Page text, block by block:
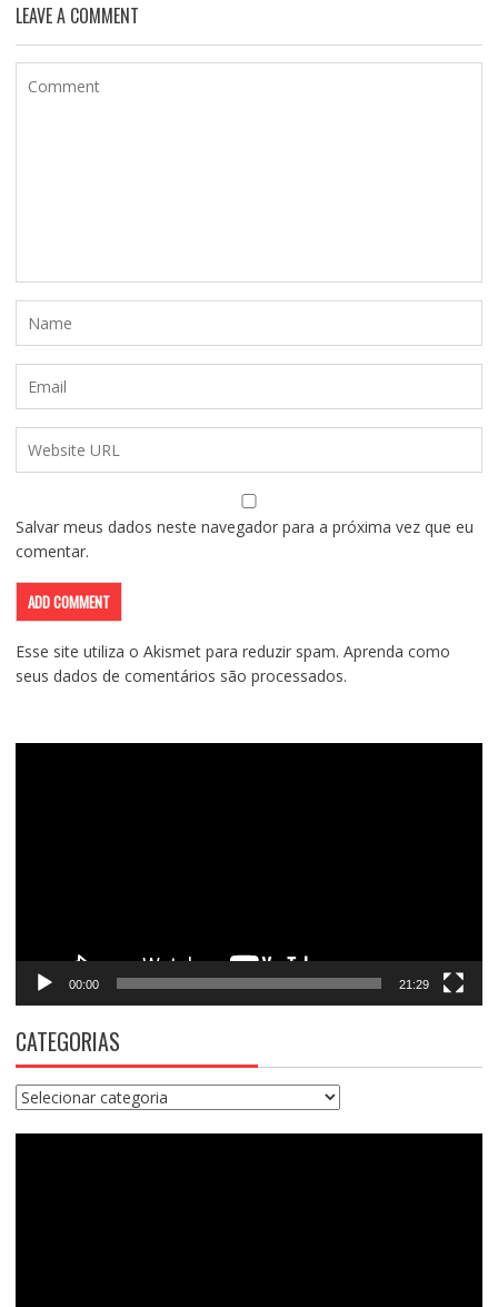
LEAVE A COMMENT
Salvar meus dados neste navegador para a próxima vez que eu
comentar.
Esse site utiliza o Akismet para reduzir spam. Aprenda como
seus dados de comentários são processados.
00:00 21:29
CATEGORIAS
Categorias